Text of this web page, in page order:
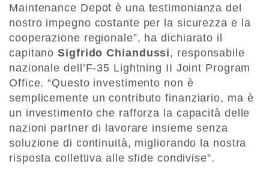
Maintenance Depot è una testimonianza del
nostro impegno costante per la sicurezza e la
cooperazione regionale”, ha dichiarato il
capitanoSigfrido Chiandussi, responsabile
nazionale dell’F-35 Lightning II Joint Program
Office. “Questo investimento non è
semplicemente un contributo finanziario, ma è
un investimento che rafforza la capacità delle
nazioni partner di lavorare insieme senza
soluzione di continuità, migliorando la nostra
risposta collettiva alle sfide condivise”.